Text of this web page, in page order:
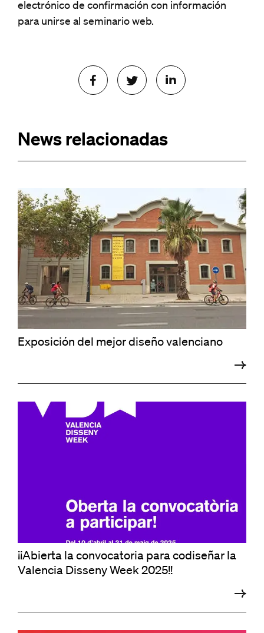
electrónico de confirmación con información
para unirse al seminario web.
News relacionadas
Exposición del mejor diseño valenciano
¡¡Abierta la convocatoria para codiseñar la
Valencia Disseny Week 2025!!